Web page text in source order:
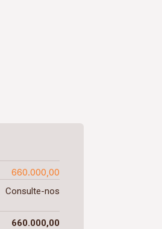
660.000,00
Consulte-nos
660.000,00